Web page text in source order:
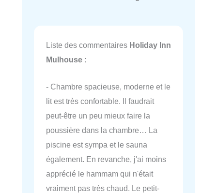
Liste des commentaires Holiday Inn
Mulhouse :
- Chambre spacieuse, moderne et le
lit est très confortable. Il faudrait
peut-être un peu mieux faire la
poussière dans la chambre… La
piscine est sympa et le sauna
également. En revanche, j'ai moins
apprécié le hammam qui n'était
vraiment pas très chaud. Le petit-